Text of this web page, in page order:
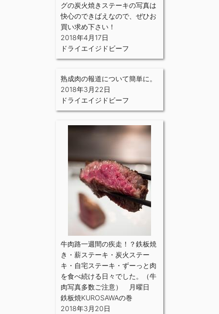
グの炭火焼きステーキの写真は
快心のできばえなので、ぜひお
買い求め下さい！
2018年4月17日
ドライエイジドビーフ
熟成肉の報道について簡単に。
2018年3月22日
ドライエイジドビーフ
牛肉路一週間の疾走！？鉄板焼
き・薪ステーキ・炭火ステー
キ・自宅ステーキ・ずーっと肉
を食べ続ける日々でした。（牛
肉写真多数ご注意） 月曜日
鉄板焼KUROSAWAの巻
2018年3月20日